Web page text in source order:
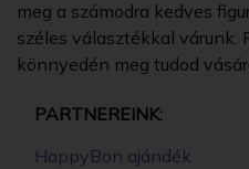
meg a számodra kedves
széles választékkal várunk.
könnyedén meg tudod
PARTNEREINK:
HappyBon ajándék